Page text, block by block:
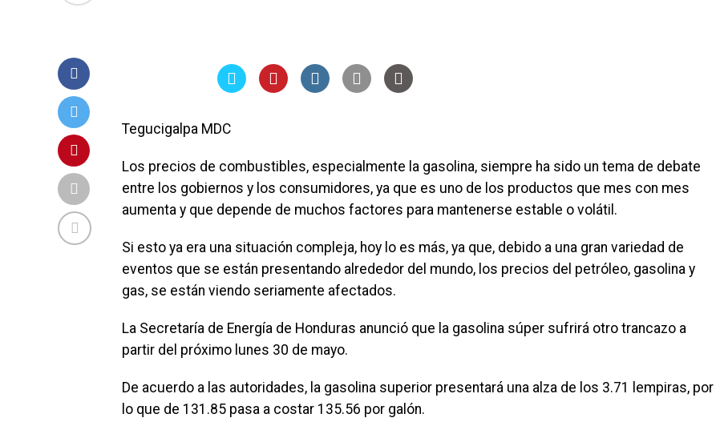
Tegucigalpa MDC
Los precios de combustibles, especialmente la gasolina, siempre ha sido un tema de debate
entre los gobiernos y los consumidores, ya que es uno de los productos que mes con mes
aumenta y que depende de muchos factores para mantenerse estable o volátil.
Si esto ya era una situación compleja, hoy lo es más, ya que, debido a una gran variedad de
eventos que se están presentando alrededor del mundo, los precios del petróleo, gasolina y
gas, se están viendo seriamente afectados.
La Secretaría de Energía de Honduras anunció que la gasolina súper sufrirá otro trancazo a
partir del próximo lunes 30 de mayo.
De acuerdo a las autoridades, la gasolina superior presentará una alza de los 3.71 lempiras, por
lo que de 131.85 pasa a costar 135.56 por galón.